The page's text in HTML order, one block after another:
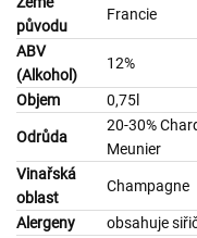
původu
Francie
ABV
(Alkohol)
12%
Objem 0,75l
Odrůda
20-30%
Meunier
Vinařská
oblast
Champagne
Alergeny
obsahuje